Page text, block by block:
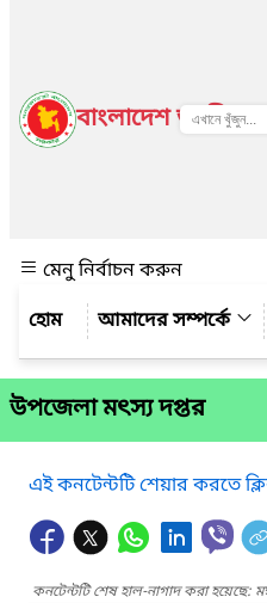
বাংলাদেশ জাতীয়
মেনু নির্বাচন করুন
আমাদের সম্পর্কে
উপজেলা মৎস্য দপ্তর
এই কনটেন্টটি শেয়ার করতে
কনটেন্টটি শেষ হাল-নাগাদ করা হয়েছে: